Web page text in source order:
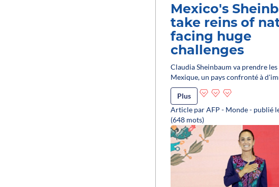
Mexico's
take reins of
facing huge
challenges
Claudia Sheinbaum va prendre les
Mexique, un pays confronté à
Plus
Article par AFP - Monde - publié
(648 mots)